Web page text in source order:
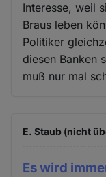
Interesse, weil
Braus leben
Politiker
diesen Banken
muß nur mal
E. Staub (nicht
Es wird